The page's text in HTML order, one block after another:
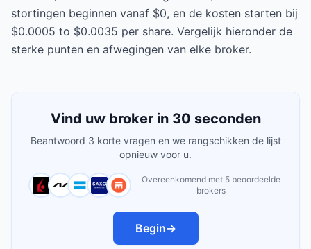
stortingen beginnen vanaf $0, en de kosten starten bij
$0.0005 to $0.0035 per share. Vergelijk hieronder de
sterke punten en afwegingen van elke broker.
Vind uw broker in 30 seconden
Beantwoord 3 korte vragen en we rangschikken de lijst
opnieuw voor u.
Overeenkomend met 5 beoordeelde
brokers
Begin→